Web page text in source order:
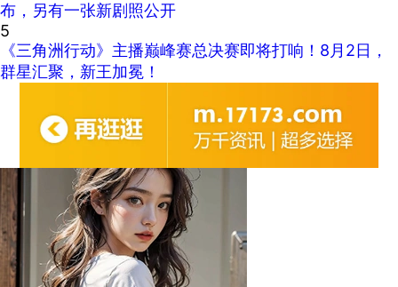
布，另有一张新剧照公开
5
《三角洲行动》主播巅峰赛总决赛即将打响！8月2日，
群星汇聚，新王加冕！